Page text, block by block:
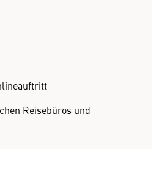
Reisebüros und